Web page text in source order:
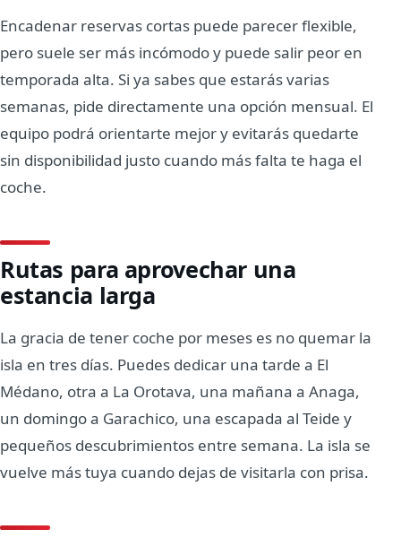
Encadenar reservas cortas puede parecer flexible,
pero suele ser más incómodo y puede salir peor en
temporada alta. Si ya sabes que estarás varias
semanas, pide directamente una opción mensual. El
equipo podrá orientarte mejor y evitarás quedarte
sin disponibilidad justo cuando más falta te haga el
coche.
Rutas para aprovechar una
estancia larga
La gracia de tener coche por meses es no quemar la
isla en tres días. Puedes dedicar una tarde a El
Médano, otra a La Orotava, una mañana a Anaga,
un domingo a Garachico, una escapada al Teide y
pequeños descubrimientos entre semana. La isla se
vuelve más tuya cuando dejas de visitarla con prisa.